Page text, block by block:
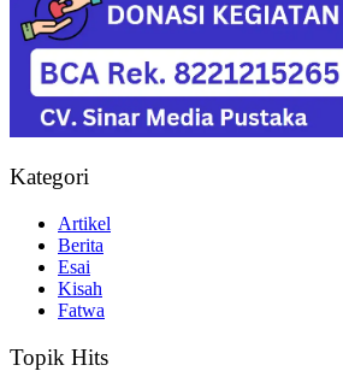
Kategori
Artikel
Berita
Esai
Kisah
Fatwa
Topik Hits